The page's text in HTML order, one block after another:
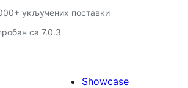
укључених поставки
са 7.0.3
Showcase